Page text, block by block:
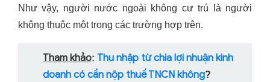
Như vậy, người nước ngoài không cư trú là người
không thuộc một trong các trường hợp trên.
Tham khảo: Thu nhập từ chia lợi nhuận kinh
doanh có cần nộp thuế TNCN không?